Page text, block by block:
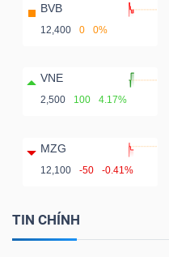
BVB
12,400 0 0%
VNE
2,500 100 4.17%
MZG
12,100 -50 -0.41%
TIN CHÍNH